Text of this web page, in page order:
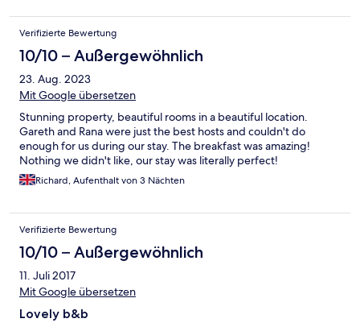
Verifizierte Bewertung
10/10 – Außergewöhnlich
23. Aug. 2023
Mit Google übersetzen
Stunning property, beautiful rooms in a beautiful location.
Gareth and Rana were just the best hosts and couldn't do
enough for us during our stay. The breakfast was amazing!
Nothing we didn't like, our stay was literally perfect!
Richard, Aufenthalt von 3 Nächten
Verifizierte Bewertung
10/10 – Außergewöhnlich
11. Juli 2017
Mit Google übersetzen
Lovely b&b